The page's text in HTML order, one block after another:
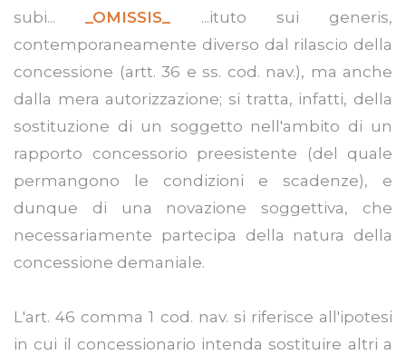
subi... _OMISSIS_
...ituto sui generis,
contemporaneamente diverso dal rilascio della
concessione (artt. 36 e ss. cod. nav.), ma anche
dalla mera autorizzazione; si tratta, infatti, della
sostituzione di un soggetto nell'ambito di un
rapporto concessorio preesistente (del quale
permangono le condizioni e scadenze), e
dunque di una novazione soggettiva, che
necessariamente partecipa della natura della
concessione demaniale.
L'art. 46 comma 1 cod. nav. si riferisce all'ipotesi
in cui il concessionario intenda sostituire altri a